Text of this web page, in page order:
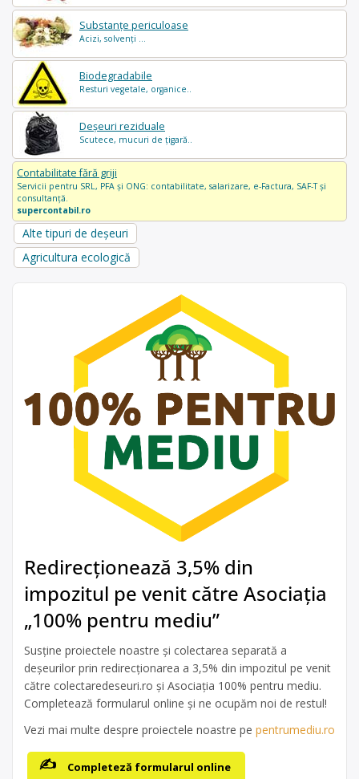
Substanțe periculoase
Acizi, solvenți ...
Biodegradabile
Resturi vegetale, organice..
Deșeuri reziduale
Scutece, mucuri de țigară..
Contabilitate fără griji
Servicii pentru SRL, PFA și ONG: contabilitate, salarizare, e-Factura, SAF-T și
consultanță.
supercontabil.ro
Alte tipuri de deșeuri
Agricultura ecologică
Redirecționează 3,5% din
impozitul pe venit către Asociația
„100% pentru mediu”
Susține proiectele noastre și colectarea separată a
deșeurilor prin redirecționarea a 3,5% din impozitul pe venit
către colectaredeseuri.ro și Asociația 100% pentru mediu.
Completează formularul online și ne ocupăm noi de restul!
Vezi mai multe despre proiectele noastre pe pentrumediu.ro
Completeză formularul online